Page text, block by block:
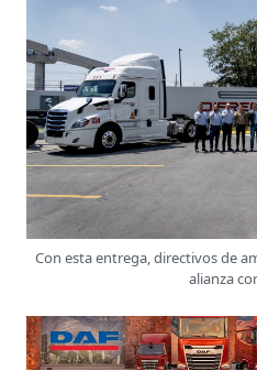
Con esta entrega, directivos de
alianza